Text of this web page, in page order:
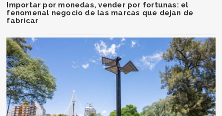
Importar por monedas, vender por fortunas: el
fenomenal negocio de las marcas que dejan de
fabricar